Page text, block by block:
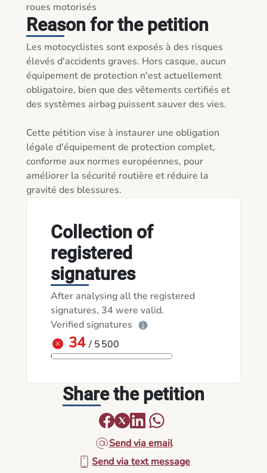
roues motorisés
Reason for the petition
Les motocyclistes sont exposés à des risques
élevés d'accidents graves. Hors casque, aucun
équipement de protection n'est actuellement
obligatoire, bien que des vêtements certifiés et
des systèmes airbag puissent sauver des vies.
Cette pétition vise à instaurer une obligation
légale d'équipement de protection complet,
conforme aux normes européennes, pour
améliorer la sécurité routière et réduire la
Collection of
registered
signatures
After analysing all the registered
signatures, 34 were valid.
Verified signatures
34 / 5 500
Share the petition
Send via email
Send via text message